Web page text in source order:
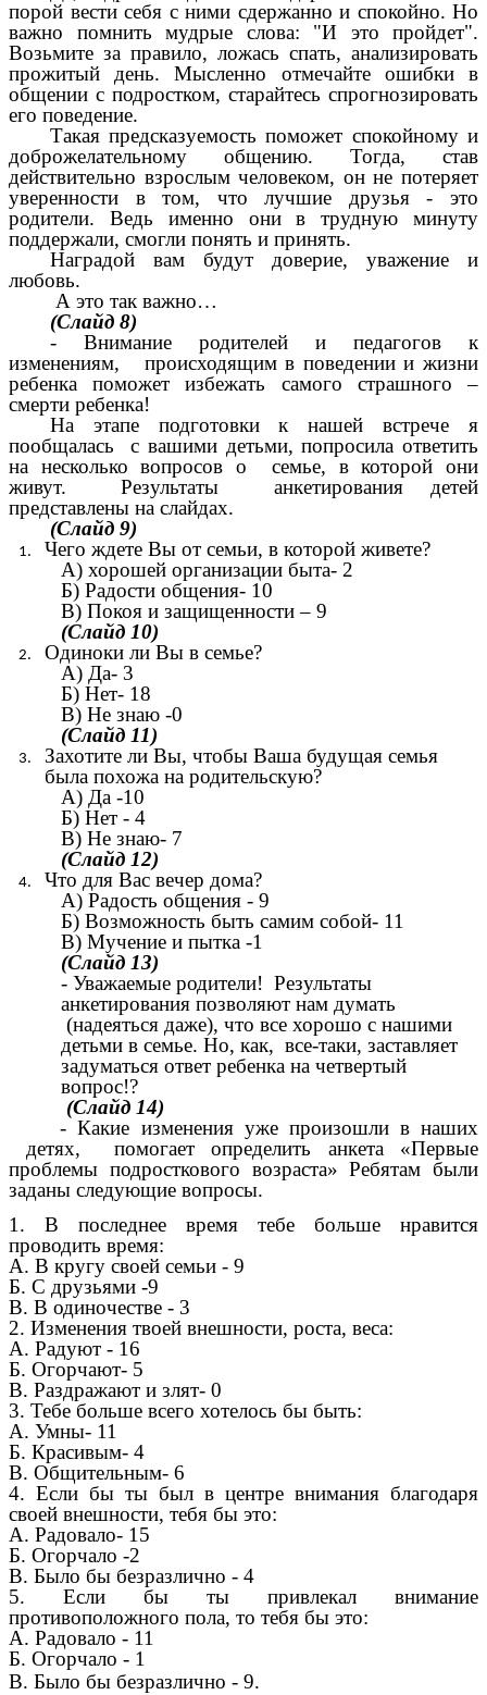
порой вести себя с ними сдержанно и спокойно. Но
важно помнить мудрые слова: "И это пройдет".
Возьмите за правило, ложась спать, анализировать
прожитый день. Мысленно отмечайте ошибки в
общении с подростком, старайтесь спрогнозировать
его поведение.
Такая предсказуемость поможет спокойному и
доброжелательному общению. Тогда, став
действительно взрослым человеком, он не потеряет
уверенности в том, что лучшие друзья - это
родители. Ведь именно они в трудную минуту
поддержали, смогли понять и принять.
Наградой вам будут доверие, уважение и
любовь.
А это так важно…
(Слайд 8)
- Внимание родителей и педагогов к
изменениям, происходящим в поведении и жизни
ребенка поможет избежать самого страшного –
смерти ребенка!
На этапе подготовки к нашей встрече я
пообщалась с вашими детьми, попросила ответить
на несколько вопросов о семье, в которой они
живут. Результаты анкетирования детей
представлены на слайдах.
(Слайд 9)
Чего ждете Вы от семьи, в которой живете?
А) хорошей организации быта- 2
Б) Радости общения- 10
В) Покоя и защищенности – 9
(Слайд 10)
Одиноки ли Вы в семье?
А) Да- 3
Б) Нет- 18
В) Не знаю -0
(Слайд 11)
Захотите ли Вы, чтобы Ваша будущая семья
была похожа на родительскую?
А) Да -10
Б) Нет - 4
В) Не знаю- 7
(Слайд 12)
Что для Вас вечер дома?
А) Радость общения - 9
Б) Возможность быть самим собой- 11
В) Мучение и пытка -1
(Слайд 13)
- Уважаемые родители! Результаты
анкетирования позволяют нам думать
(надеяться даже), что все хорошо с нашими
детьми в семье. Но, как, все-таки, заставляет
задуматься ответ ребенка на четвертый
вопрос!?
(Слайд 14)
- Какие изменения уже произошли в наших
детях, помогает определить анкета «Первые
проблемы подросткового возраста» Ребятам были
заданы следующие вопросы.
1. В последнее время тебе больше нравится
проводить время:
А. В кругу своей семьи - 9
Б. С друзьями -9
В. В одиночестве - 3
2. Изменения твоей внешности, роста, веса:
А. Радуют - 16
Б. Огорчают- 5
В. Раздражают и злят- 0
3. Тебе больше всего хотелось бы быть:
А. Умны- 11
Б. Красивым- 4
В. Общительным- 6
4. Если бы ты был в центре внимания благодаря
своей внешности, тебя бы это:
А. Радовало- 15
Б. Огорчало -2
В. Было бы безразлично - 4
5. Если бы ты привлекал внимание
противоположного пола, то тебя бы это:
А. Радовало - 11
Б. Огорчало - 1
В. Было бы безразлично - 9.